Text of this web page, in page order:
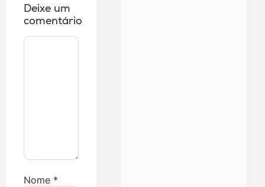
Deixe um
comentário
Nome *